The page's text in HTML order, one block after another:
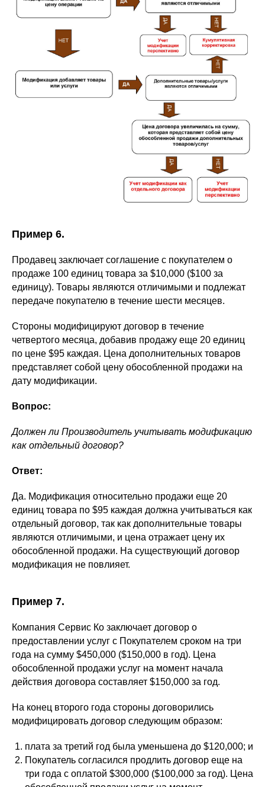
Пример 6.
Продавец заключает соглашение с покупателем о
продаже 100 единиц товара за $10,000 ($100 за
единицу). Товары являются отличимыми и подлежат
передаче покупателю в течение шести месяцев.
Стороны модифицируют договор в течение
четвертого месяца, добавив продажу еще 20 единиц
по цене $95 каждая. Цена дополнительных товаров
представляет собой цену обособленной продажи на
дату модификации.
Вопрос:
Должен ли Производитель учитывать модификацию
как отдельный договор?
Ответ:
Да. Модификация относительно продажи еще 20
единиц товара по $95 каждая должна учитываться как
отдельный договор, так как дополнительные товары
являются отличимыми, и цена отражает цену их
обособленной продажи. На существующий договор
модификация не повлияет.
Пример 7.
Компания Сервис Ко заключает договор о
предоставлении услуг с Покупателем сроком на три
года на сумму $450,000 ($150,000 в год). Цена
обособленной продажи услуг на момент начала
действия договора составляет $150,000 за год.
На конец второго года стороны договорились
модифицировать договор следующим образом:
плата за третий год была уменьшена до $120,000; и
Покупатель согласился продлить договор еще на
три года с оплатой $300,000 ($100,000 за год). Цена